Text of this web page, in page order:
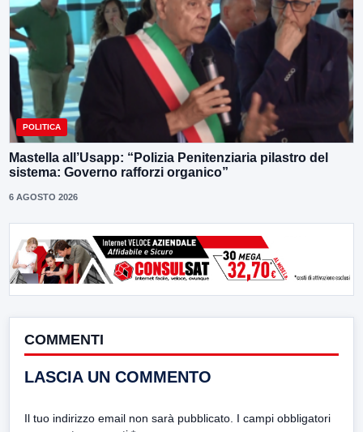
POLITICA
Mastella all’Usapp: “Polizia Penitenziaria pilastro del
sistema: Governo rafforzi organico”
6 AGOSTO 2026
COMMENTI
LASCIA UN COMMENTO
Il tuo indirizzo email non sarà pubblicato. I campi obbligatori